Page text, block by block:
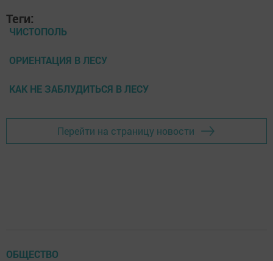
Теги:
ЧИСТОПОЛЬ
ОРИЕНТАЦИЯ В ЛЕСУ
КАК НЕ ЗАБЛУДИТЬСЯ В ЛЕСУ
Перейти на страницу новости
ОБЩЕСТВО